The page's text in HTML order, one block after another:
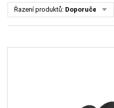
Řazení produktů: Doporučené